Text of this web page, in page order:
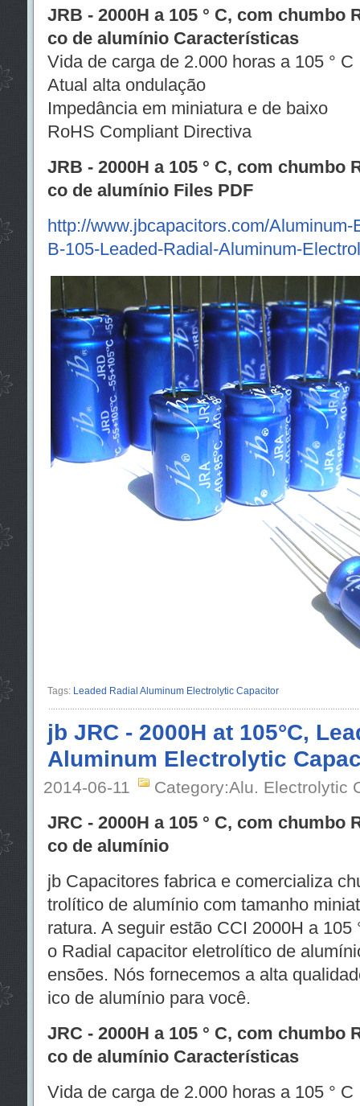
JRB - 2000H a 105 ° C, com
co de alumínio Características
Vida de carga de 2.000 horas a 105 ° C
Atual alta ondulação
Impedância em miniatura e de baixo
RoHS Compliant Directiva
JRB - 2000H a 105 ° C, com
co de alumínio Files PDF
http://www.jbcapacitors.com/
B-105-Leaded-Radial-Aluminum-
Tags: Leaded Radial Aluminum Electrolytic Capacitor
jb JRC - 2000H at 105°C,
Aluminum Electrolytic
2014-06-11 Category:Alu. Electrolytic
JRC - 2000H a 105 ° C, com
co de alumínio
jb Capacitores fabrica e comercializa
trolítico de alumínio com tamanho
ratura. A seguir estão CCI 2000H a
o Radial capacitor eletrolítico de
ensões. Nós fornecemos a alta
ico de alumínio para você.
JRC - 2000H a 105 ° C, com
co de alumínio Características
Vida de carga de 2.000 horas a 105 ° C